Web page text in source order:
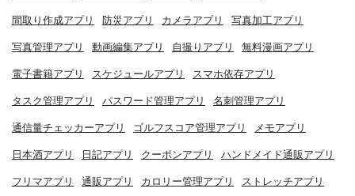
間取り作成アプリ 防災アプリ カメラアプリ 写真加工アプリ
写真管理アプリ 動画編集アプリ 自撮りアプリ 無料漫画アプリ
電子書籍アプリ スケジュールアプリ スマホ依存アプリ
タスク管理アプリ パスワード管理アプリ 名刺管理アプリ
通信量チェッカーアプリ ゴルフスコア管理アプリ メモアプリ
日本酒アプリ 日記アプリ クーポンアプリ ハンドメイド通販アプリ
フリマアプリ 通販アプリ カロリー管理アプリ ストレッチアプリ